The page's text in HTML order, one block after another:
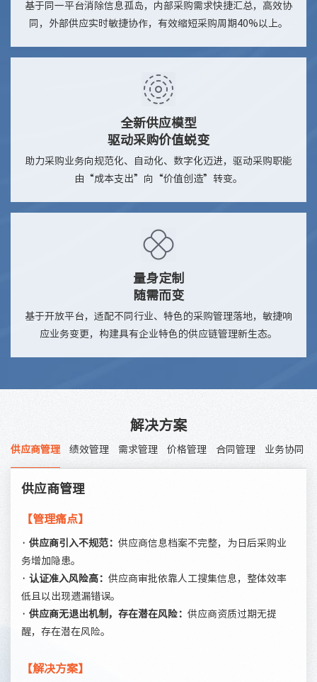
基于同一平台消除信息孤岛，内部采购需求快捷汇总，高效协
同，外部供应实时敏捷协作，有效缩短采购周期40%以上。
全新供应模型
驱动采购价值蜕变
助力采购业务向规范化、自动化、数字化迈进，驱动采购职能
由“成本支出”向“价值创造”转变。
量身定制
随需而变
基于开放平台，适配不同行业、特色的采购管理落地，敏捷响
应业务变更，构建具有企业特色的供应链管理新生态。
解决方案
供应商管理 绩效管理 需求管理 价格管理 合同管理 业务协同
供应商管理
【管理痛点】
· 供应商引入不规范： 供应商信息档案不完整，为日后采购业
务增加隐患。
· 认证准入风险高： 供应商审批依靠人工搜集信息，整体效率
低且以出现遗漏错误。
· 供应商无退出机制，存在潜在风险： 供应商资质过期无提
醒，存在潜在风险。
【解决方案】